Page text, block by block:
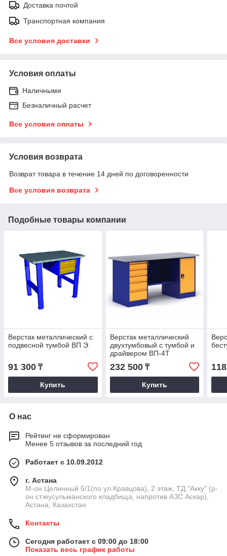
Доставка почтой
Транспортная компания
Все условия доставки
Условия оплаты
Наличными
Безналичный расчет
Все условия оплаты
Условия возврата
Возврат товара в течение 14 дней по договоренности
Все условия возврата
Подобные товары компании
Верстак металлический с
подвесной тумбой ВП Э
91 300 ₸
Купить
Верстак металлический
двухтумбовый с тумбой и
драйвером ВП-4Т
232 500₸
Купить
О нас
Рейтинг не сформирован
Менее 5 отзывов за последний год
Работает с 10.09.2012
г. Астана
М-он Целинный 5/1(по ул.Кравцова), 2 этаж, ТД "Акку" (р-
он ст.мусульманского кладбища, напротив АЗС Аскар),
Астана, Казахстан
Контакты
Сегодня работает с 09:00 до 18:00
Показать весь график работы